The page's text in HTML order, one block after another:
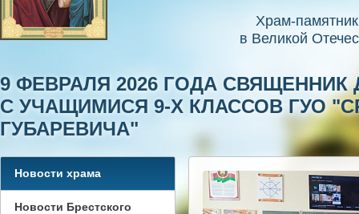
Xрам-
в Великой
9 ФЕВРАЛЯ 2026 ГОДА
С УЧАЩИМИСЯ 9-Х КЛАССОВ ГУО
ГУБАРЕВИЧА"
Новости храма
Новости Брестского